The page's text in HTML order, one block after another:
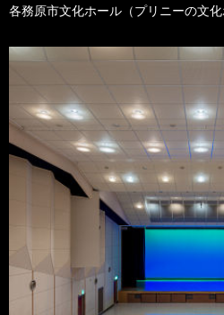
各務原市文化ホール（プリニーの文化